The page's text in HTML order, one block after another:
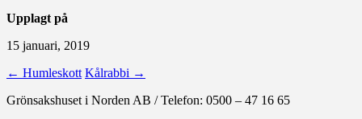
Upplagt på
15 januari, 2019
← Humleskott Kålrabbi →
Grönsakshuset i Norden AB /Telefon: 0500 – 47 16 65